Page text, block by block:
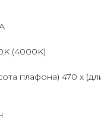
(4000K)
плафона) 470 х